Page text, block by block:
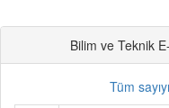
Bilim ve Teknik
Tüm